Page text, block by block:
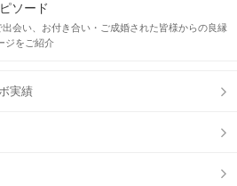
ソード
出会い、お付き合い・ご成婚された皆様からの良縁
ジをご紹介
実績